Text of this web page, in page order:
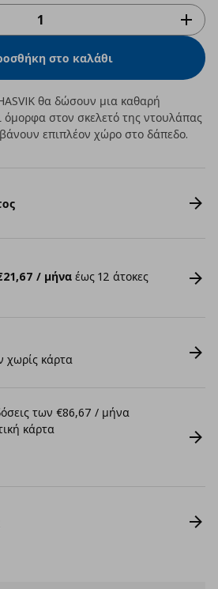
στο καλάθι
θα δώσουν μια καθαρή
όμορφα στον σκελετό της ντουλάπας
επιπλέον χώρο στο δάπεδο.
/ μήνα έως 12 άτοκες
χωρίς κάρτα
των €86,67 / μήνα
κάρτα